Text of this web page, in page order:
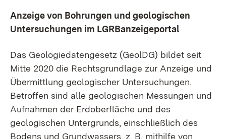
Anzeige von Bohrungen und geologischen
Untersuchungen im LGRBanzeigeportal
Das Geologiedatengesetz (GeolDG) bildet seit
Mitte 2020 die Rechtsgrundlage zur Anzeige und
Übermittlung geologischer Untersuchungen.
Betroffen sind alle geologischen Messungen und
Aufnahmen der Erdoberfläche und des
geologischen Untergrunds, einschließlich des
Bodens und Grundwassers, z. B. mithilfe von